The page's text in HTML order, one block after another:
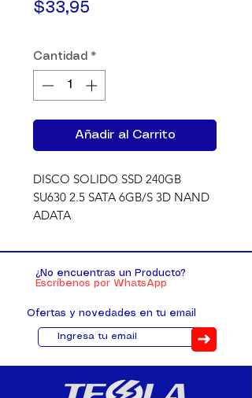
$33,95
Cantidad *
Añadir al Carrito
DISCO SOLIDO SSD 240GB
SU630 2.5 SATA 6GB/S 3D NAND
ADATA
¿No encuentras un Producto?
Escríbenos por WhatsApp
Ofertas y novedades en tu email
➜